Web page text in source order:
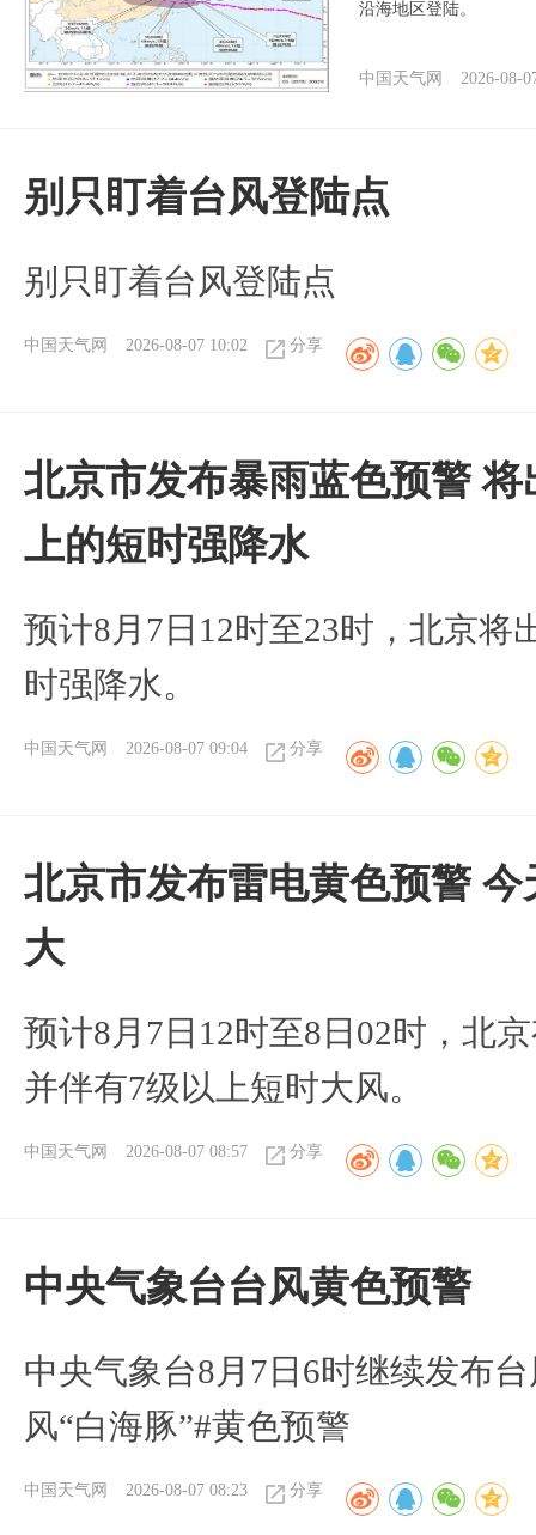
沿海地区登陆。
中国天气网 2026-08-
别只盯着台风登陆点
别只盯着台风登陆点
中国天气网 2026-08-07 10:02 分享
北京市发布暴雨蓝色预警
上的短时强降水
预计8月7日12时至23时，北京将
时强降水。
中国天气网 2026-08-07 09:04 分享
北京市发布雷电黄色预警
大
预计8月7日12时至8日02时，北
并伴有7级以上短时大风。
中国天气网 2026-08-07 08:57 分享
​中央气象台台风黄色预警
中央气象台8月7日6时继续发布
风“白海豚”#黄色预警
中国天气网 2026-08-07 08:23 分享